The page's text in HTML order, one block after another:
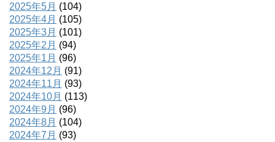
2025年5月 (104)
2025年4月 (105)
2025年3月 (101)
2025年2月 (94)
2025年1月 (96)
2024年12月 (91)
2024年11月 (93)
2024年10月 (113)
2024年9月 (96)
2024年8月 (104)
2024年7月 (93)